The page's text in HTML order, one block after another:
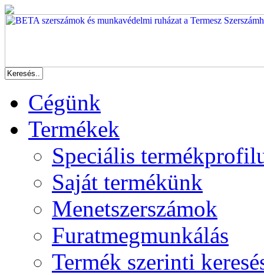
Cégünk
Termékek
Speciális
Saját termékünk
Menetszerszámok
Furatmegmunkálás
Termék szerinti